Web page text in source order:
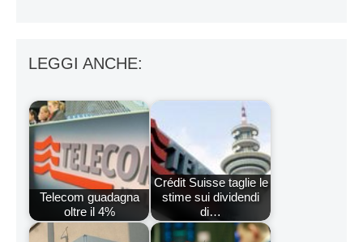
LEGGI ANCHE:
Telecom guadagna
oltre il 4%
Crédit Suisse taglie le
stime sui dividendi
di…